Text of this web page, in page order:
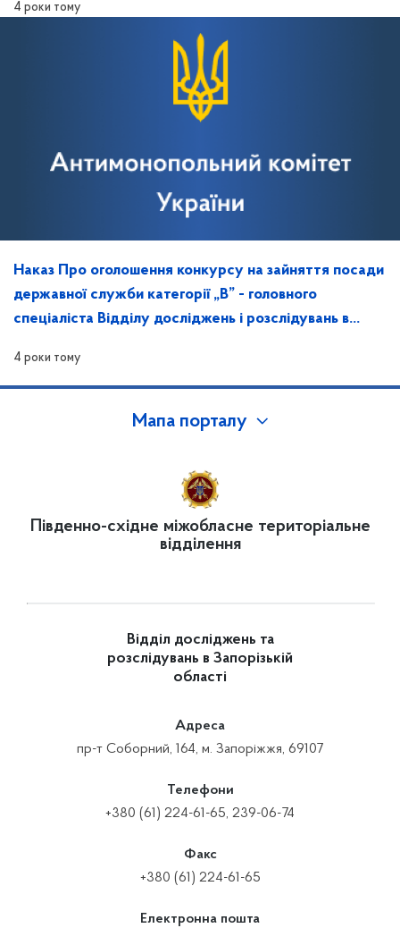
4 роки тому
Наказ Про оголошення конкурсу на зайняття посади
державної служби категорії „В” - головного
спеціаліста Відділу досліджень і розслідувань в
4 роки тому
Мапа порталу
Південно-східне міжобласне територіальне
відділення
Відділ досліджень та
розслідувань в Запорізькій
області
Адреса
пр-т Соборний, 164, м. Запоріжжя, 69107
Телефони
+380 (61) 224-61-65, 239-06-74
Факс
+380 (61) 224-61-65
Електронна пошта